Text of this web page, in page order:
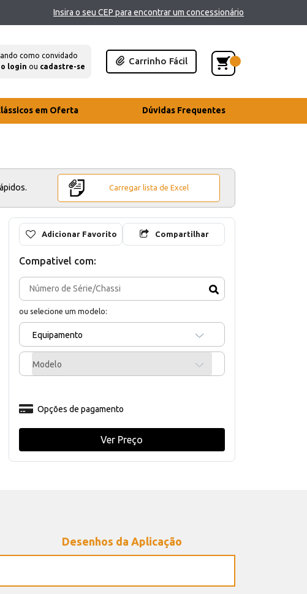
Insira o seu CEP para encontrar um concessionário
como convidado
o login ou cadastre-se
Carrinho Fácil
em Oferta Dúvidas Frequentes
Carregar lista de Excel
Adicionar Favorito Compartilhar
Compativel com:
ou selecione um modelo:
Equipamento
Modelo
Opções de pagamento
Ver Preço
Desenhos da Aplicação